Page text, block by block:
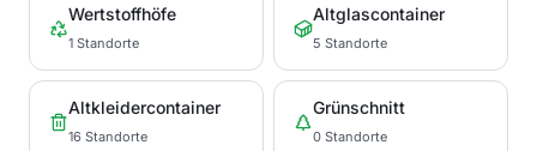
Wertstoffhöfe
1 Standorte
Altglascontainer
5 Standorte
Altkleidercontainer
16 Standorte
Grünschnitt
0 Standorte